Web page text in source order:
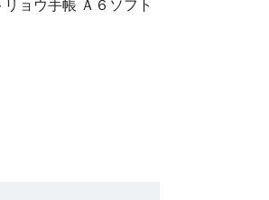
ョウ手帳 Ａ６ソフト